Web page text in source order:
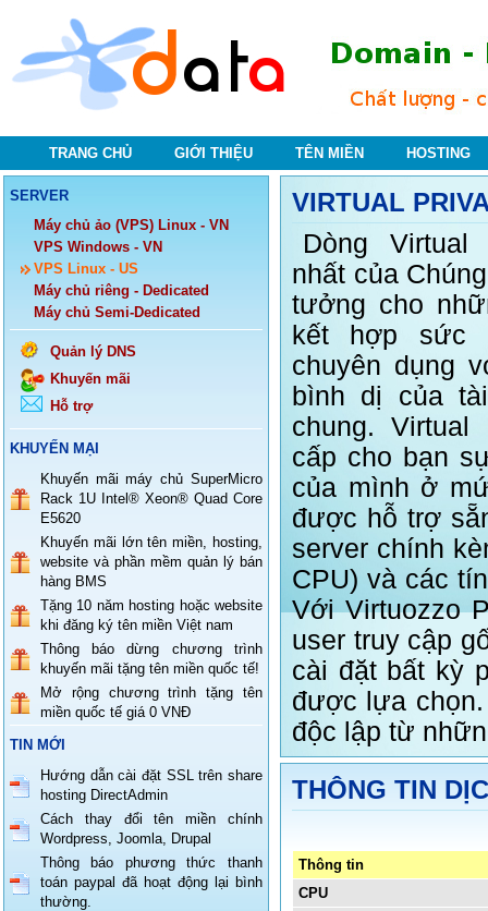
TRANG CHỦ GIỚI THIỆU TÊN MIỀN HOSTING
SERVER
Máy chủ ảo (VPS) Linux - VN
VPS Windows - VN
VPS Linux - US
Máy chủ riêng - Dedicated
Máy chủ Semi-Dedicated
Quản lý DNS
Khuyến mãi
Hỗ trợ
KHUYẾN MẠI
Khuyến mãi máy chủ SuperMicro
Rack 1U Intel® Xeon® Quad Core
E5620
Khuyến mãi lớn tên miền, hosting,
website và phần mềm quản lý bán
hàng BMS
Tặng 10 năm hosting hoặc website
khi đăng ký tên miền Việt nam
Thông báo dừng chương trình
khuyến mãi tặng tên miền quốc tế!
Mở rộng chương trình tặng tên
miền quốc tế giá 0 VNĐ
TIN MỚI
Hướng dẫn cài đặt SSL trên share
hosting DirectAdmin
Cách thay đổi tên miền chính
Wordpress, Joomla, Drupal
Thông báo phương thức thanh
toán paypal đã hoạt động lại bình
thường.
VIRTUAL
Dòng Virtual
nhất của
tưởng cho
kết hợp sức
chuyên dụng
bình dị của
chung. Virtual
cấp cho bạn
của mình ở
được hỗ trợ
server chính
CPU) và các
Với Virtuozzo
user truy cập
cài đặt bất kỳ
được lựa
độc lập từ
THÔNG TIN
Thông tin
CPU